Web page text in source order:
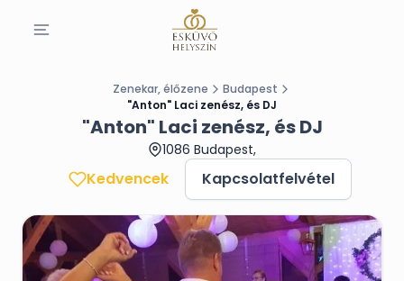
Zenekar, élőzene
Budapest
"Anton" Laci zenész, és DJ
"Anton" Laci zenész, és DJ
1086 Budapest,
Kedvencek Kapcsolatfelvétel